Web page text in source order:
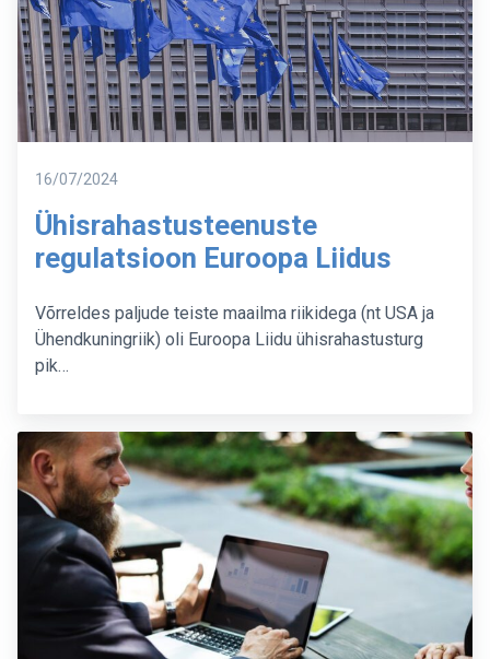
Postitatud
16/07/2024
Ühisrahastusteenuste
regulatsioon Euroopa Liidus
Võrreldes paljude teiste maailma riikidega (nt USA ja
Ühendkuningriik) oli Euroopa Liidu ühisrahastusturg
pik…